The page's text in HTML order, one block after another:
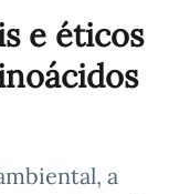
e éticos
a